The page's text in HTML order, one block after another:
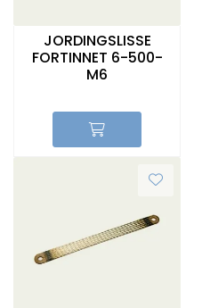
JORDINGSLISSE
FORTINNET 6-500-
M6